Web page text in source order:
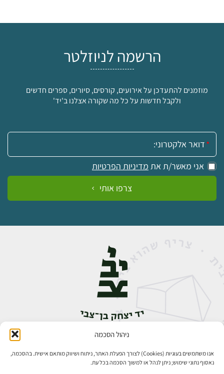
ניהול הסכמה
אנו משתמשים בעוגיות (Cookies) לצורך הפעלת האתר, ניתוח ושיווק מותאם אישית. בהסכמה,
נאסוף נתוני שימוש; ניתן לנהל או למשוך הסכמה בכל עת.
הרשמה לניוזלטר
מוזמנים להתעדכן על אירועים, קורסים, סיורים, ספרים חדשים
ולקבל חדשות על כל מה שקורה אצלנו ב'יד'
אימייל:
אני מאשר/ת את מדיניות הפרטיות
צרפו אותי
אבן גבירול 14, רחביה, ירושלים